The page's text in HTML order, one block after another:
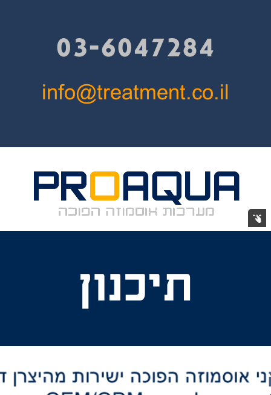
03-6047284
info@treatment.co.il
תיכנון
ייצור